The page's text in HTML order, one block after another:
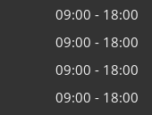
09:00 - 18:00
09:00 - 18:00
09:00 - 18:00
09:00 - 18:00